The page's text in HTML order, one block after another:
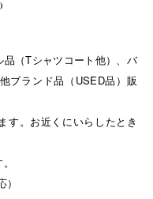
（Tシャツコート他）、バ
ブランド品（USED品）販
す。お近くにいらしたとき